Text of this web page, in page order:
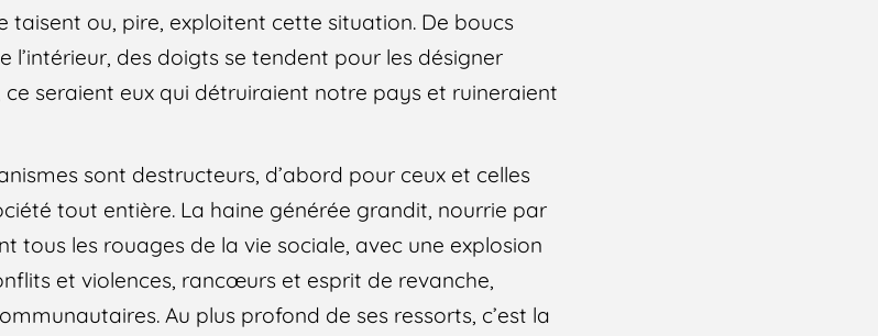
ou, pire, exploitent cette situation. De boucs
l’intérieur, des doigts se tendent pour les désigner
ce seraient eux qui détruiraient notre pays et ruineraient
sont destructeurs, d’abord pour ceux et celles
tout entière. La haine générée grandit, nourrie par
tous les rouages de la vie sociale, avec une explosion
et violences, rancœurs et esprit de revanche,
Au plus profond de ses ressorts, c’est la